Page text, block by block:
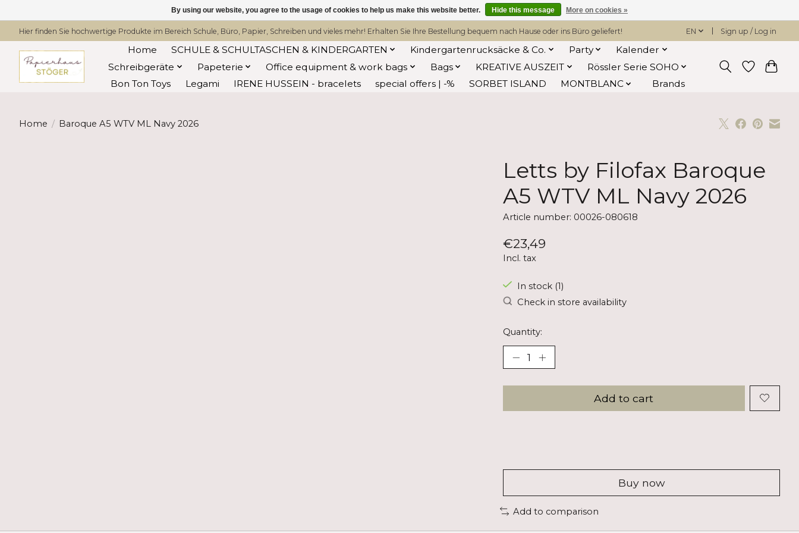
Hier finden Sie hochwertige Produkte im Bereich Schule, Büro, Papier, Schreiben und vieles mehr! Erhalten Sie Ihre Bestellung bequem nach Hause oder ins Büro geliefert! EN Sign up / Log in
Home SCHULE & SCHULTASCHEN & KINDERGARTEN Kindergartenrucksäcke & Co. Party
Kalender
Schreibgeräte
Papeterie Office equipment & work bags Bags KREATIVE AUSZEIT
Rössler Serie SOHO
Bon Ton Toys
Legami IRENE HUSSEIN - bracelets special offers | -% SORBET ISLAND MONTBLANC Brands
Home / Baroque A5 WTV ML Navy 2026
Letts by Filofax Baroque
A5 WTV ML Navy 2026
Article number: 00026-080618
€23,49
Incl. tax
In stock (1)
Check in store availability
Quantity:
Add to cart
Buy now
Add to comparison
By using our website, you agree to the usage of cookies to help us make this website better. Hide this message More on cookies »